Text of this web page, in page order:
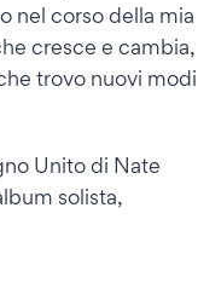
nel corso della mia
cresce e cambia,
trovo nuovi modi
Unito di Nate
solista,